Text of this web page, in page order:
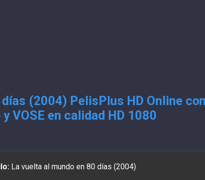
(2004) PelisPlus HD Online
VOSE en calidad HD 1080
La vuelta al mundo en 80 días (2004)